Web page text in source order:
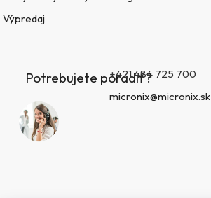
Výpredaj
Potrebujete poradiť?+421 484 725 700
micronix@micronix.sk